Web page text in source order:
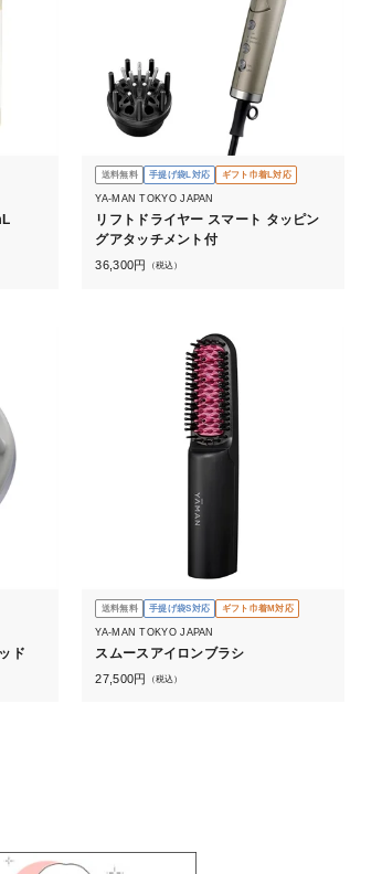
送料無料 手提げ袋L対応 ギフト巾着L対応
YA-MAN TOKYO JAPAN
リフトドライヤー スマート タッピン
グアタッチメント付
36,300円 （税込）
ド
送料無料 手提げ袋S対応 ギフト巾着M対応
YA-MAN TOKYO JAPAN
スムースアイロンブラシ
27,500円 （税込）